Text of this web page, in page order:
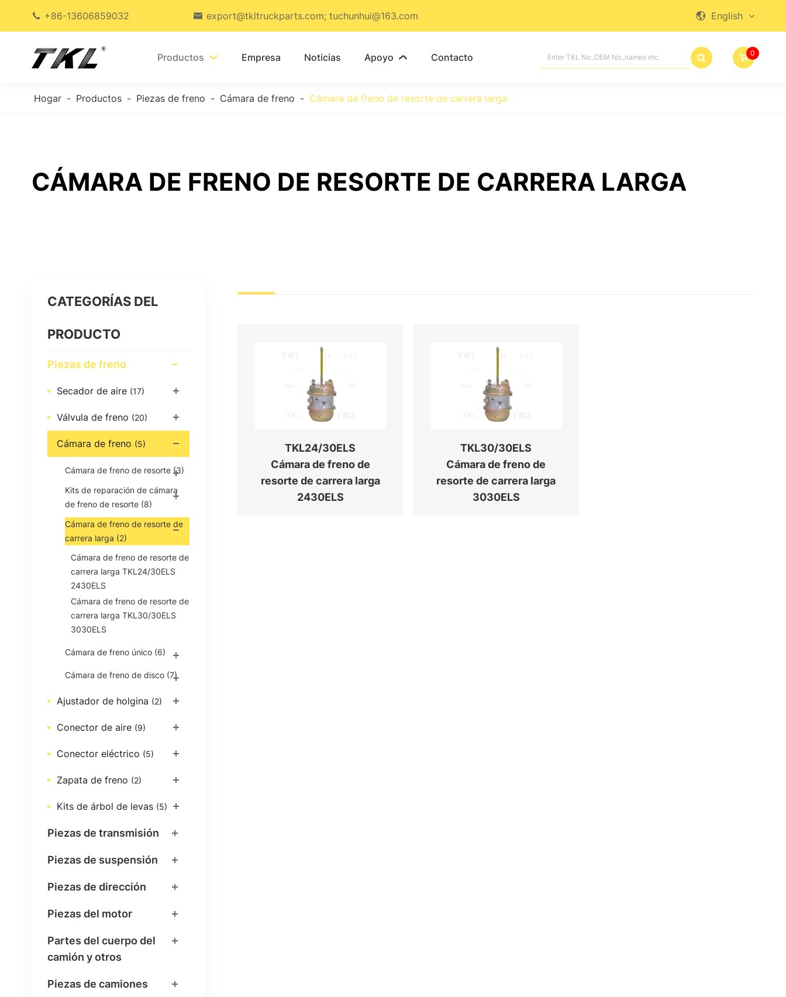
 +86-13606859032  export@tkltruckparts.com; tuchunhui@163.com  English
Productos  Empresa Noticias Apoyo  Contacto  0
Hogar Productos Piezas de freno Cámara de freno Cámara de freno de resorte de carrera larga
CÁMARA DE FRENO DE RESORTE DE CARRERA LARGA
CATEGORÍAS DEL
PRODUCTO
Piezas de freno
Secador de aire (17)
Válvula de freno (20)
Cámara de freno (5)
Cámara de freno de resorte (3)
Kits de reparación de cámara
de freno de resorte (8)
Cámara de freno de resorte de
carrera larga (2)
Cámara de freno de resorte de
carrera larga TKL24/30ELS
2430ELS
Cámara de freno de resorte de
carrera larga TKL30/30ELS
3030ELS
Cámara de freno único (6)
Cámara de freno de disco (7)
Ajustador de holgina (2)
Conector de aire (9)
Conector eléctrico (5)
Zapata de freno (2)
Kits de árbol de levas (5)
Piezas de transmisión
Piezas de suspensión
Piezas de dirección
Piezas del motor
Partes del cuerpo del
camión y otros
Piezas de camiones
TKL24/30ELS
Cámara de freno de
resorte de carrera larga
2430ELS
TKL30/30ELS
Cámara de freno de
resorte de carrera larga
3030ELS